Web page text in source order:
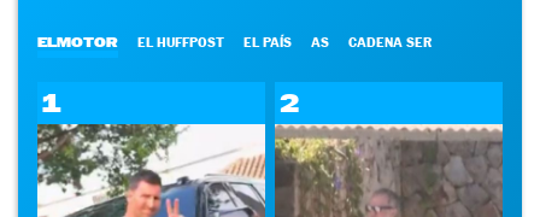
ELMOTOR EL HUFFPOST EL PAÍS AS CADENA SER
1 2